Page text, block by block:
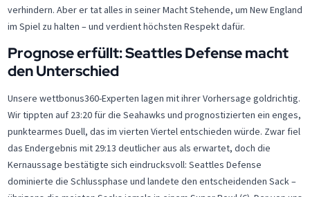
verhindern. Aber er tat alles in seiner Macht Stehende, um New England
im Spiel zu halten – und verdient höchsten Respekt dafür.
Prognose erfüllt: Seattles Defense macht
den Unterschied
Unsere wettbonus360-Experten lagen mit ihrer Vorhersage goldrichtig.
Wir tippten auf 23:20 für die Seahawks und prognostizierten ein enges,
punktearmes Duell, das im vierten Viertel entschieden würde. Zwar fiel
das Endergebnis mit 29:13 deutlicher aus als erwartet, doch die
Kernaussage bestätigte sich eindrucksvoll: Seattles Defense
dominierte die Schlussphase und landete den entscheidenden Sack –